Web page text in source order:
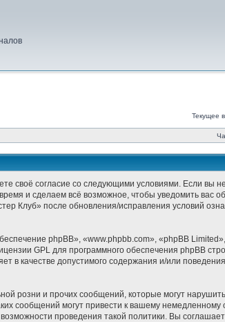
Текущее
своё согласие со следующими условиями. Если вы
и сделаем всё возможное, чтобы уведомить вас
Клуб» после обновления/исправления условий
phpBB», «www.phpbb.com», «phpBB
GPL для программного обеспечения phpBB
в качестве допустимого содержания и/или
розни и прочих сообщений, которые могут
сообщений могут привести к вашему немедленному
проведения такой политики. Вы